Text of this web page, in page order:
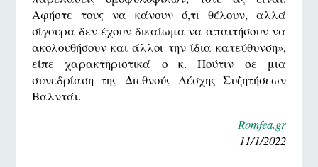
Αφήστε τους να κάνουν ό,τι θέλουν, αλλά
σίγουρα δεν έχουν δικαίωμα να απαιτήσουν να
ακολουθήσουν και άλλοι την ίδια κατεύθυνση»,
είπε χαρακτηριστικά ο κ. Πούτιν σε μια
συνεδρίαση της Διεθνούς Λέσχης Συζητήσεων
Βαλντάι.
Romfea.gr
11/1/2022